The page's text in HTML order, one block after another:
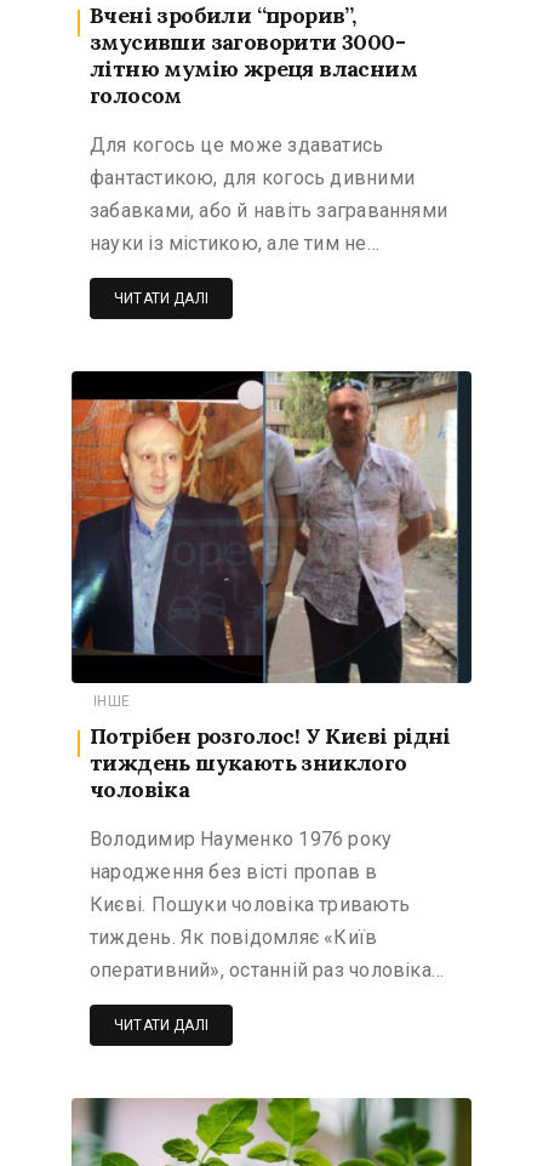
Вчені зробили “прорив”,
змусивши заговорити 3000-
літню мумію жреця власним
голосом
Для когось це може здаватись
фантастикою, для когось дивними
забавками, або й навіть заграваннями
науки із містикою, але тим не…
ЧИТАТИ ДАЛІ
ІНШЕ
Потрібен розголос! У Києві рідні
тиждень шукають зниклого
чоловіка
Володимир Науменко 1976 року
народження без вісті пропав в
Києві. Пошуки чоловіка тривають
тиждень. Як повідомляє «Київ
оперативний», останній раз чоловіка…
ЧИТАТИ ДАЛІ